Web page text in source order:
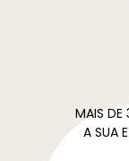
MAIS DE
A SUA